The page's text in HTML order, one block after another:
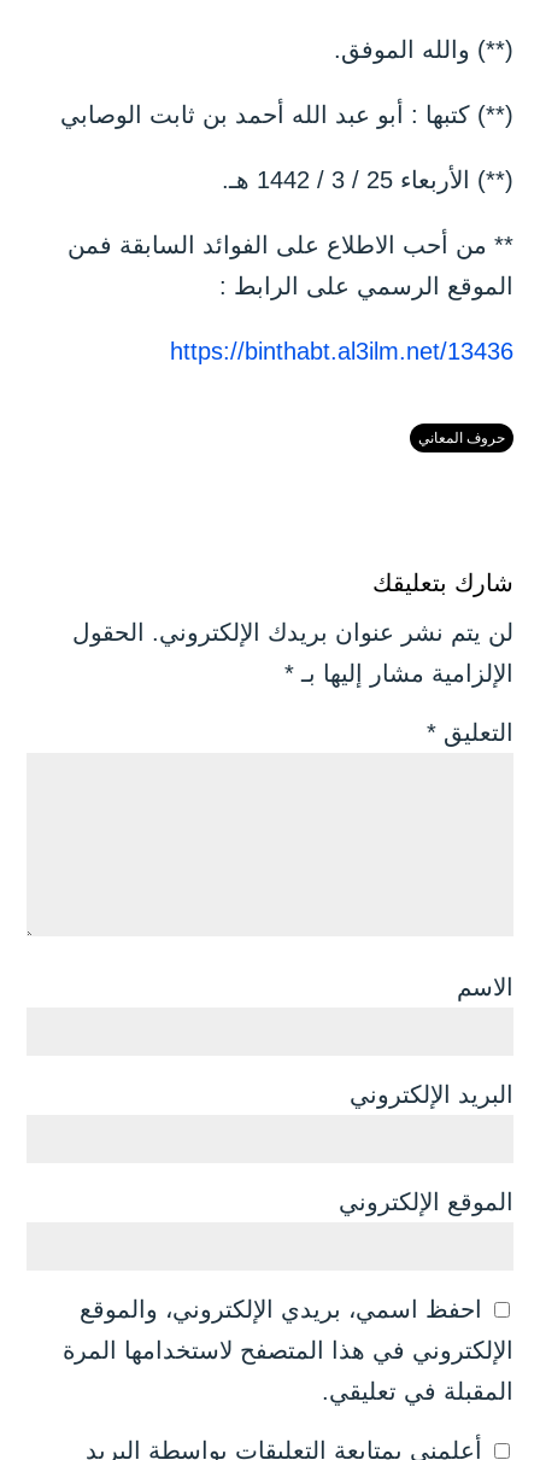
(**) والله الموفق.
(**) كتبها : أبو عبد الله أحمد بن ثابت الوصابي
(**) الأربعاء 25 / 3 / 1442 هـ.
** من أحب الاطلاع على الفوائد السابقة فمن
الموقع الرسمي على الرابط :
https://binthabt.al3ilm.net/13436
حروف المعاني
شارك بتعليقك
لن يتم نشر عنوان بريدك الإلكتروني.
الحقول
الإلزامية مشار إليها بـ *
التعليق *
الاسم
البريد الإلكتروني
الموقع الإلكتروني
احفظ اسمي، بريدي الإلكتروني، والموقع
الإلكتروني في هذا المتصفح لاستخدامها المرة
المقبلة في تعليقي.
أعلمني بمتابعة التعليقات بواسطة البريد